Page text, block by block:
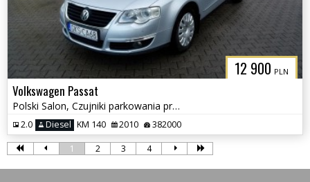
12 900 PLN
Volkswagen Passat
Polski Salon, Czujniki parkowania przód i tył, Klimatyzacja
2.0 Diesel KM 140 2010 382000
1 2 3 4